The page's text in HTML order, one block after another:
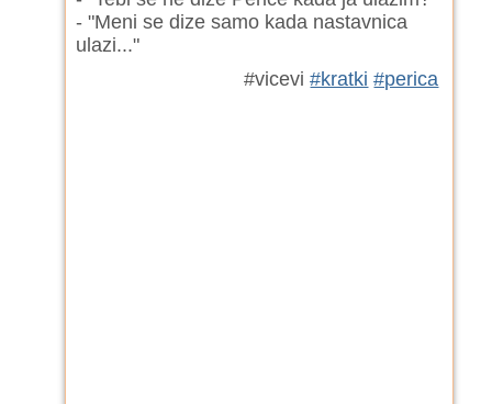
- "Meni se dize samo kada nastavnica
ulazi..."
#vicevi#kratki #perica